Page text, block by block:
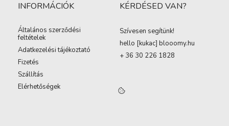
INFORMÁCIÓK
Általános szerződési
feltételek
Adatkezelési tájékoztató
Fizetés
Szállítás
Elérhetőségek
KÉRDÉSED VAN?
Szívesen segítünk!
hello [kukac] blooomy.hu
+ 36 30 226 1828